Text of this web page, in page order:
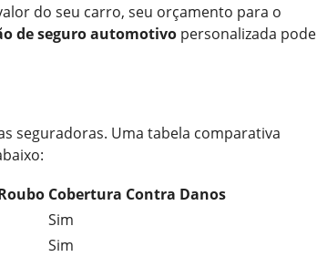
do seu carro, seu orçamento para o
de seguro automotivo personalizada pode
seguradoras. Uma tabela comparativa
Cobertura Contra Danos
Sim
Sim